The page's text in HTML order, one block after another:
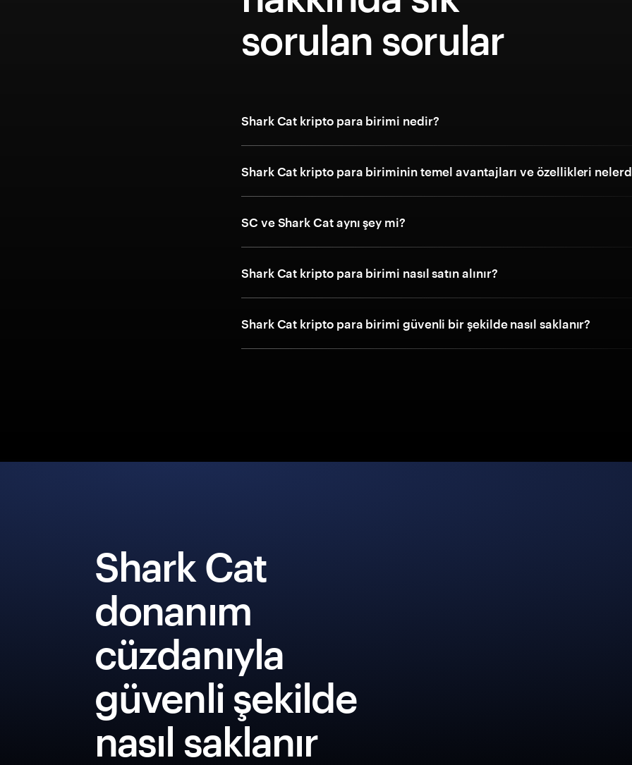
sorulan sorular
Shark Cat kripto para birimi nedir?
Shark Cat kripto para biriminin temel avantajları ve özellikleri
SC ve Shark Cat aynı şey mi?
Shark Cat kripto para birimi nasıl satın alınır?
Shark Cat kripto para birimi güvenli bir şekilde nasıl saklanır?
Shark Cat
donanım
cüzdanıyla
güvenli şekilde
nasıl saklanır